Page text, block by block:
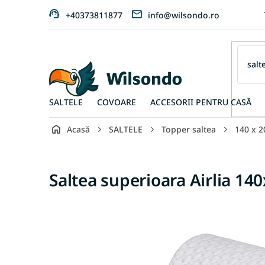
+40373811877 info@wilsondo.ro
SALTELE COVOARE ACCESORII PENTRU CASĂ
Acasă SALTELE Topper saltea 140 x
Saltea superioara Airlia